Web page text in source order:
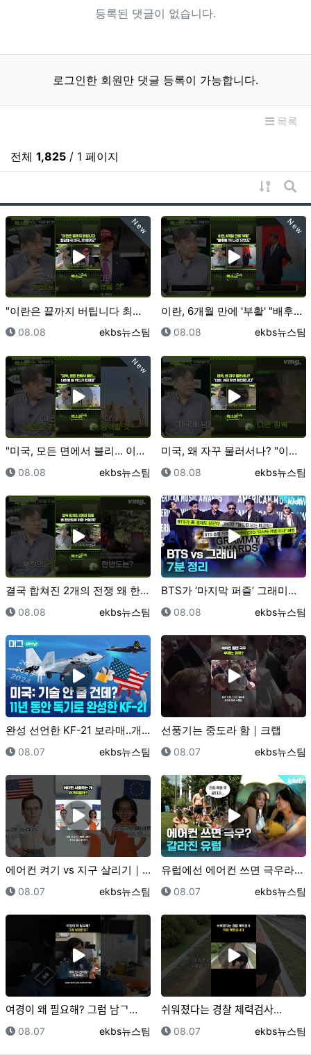
등록된 댓글이 없습니다.
로그인한 회원만 댓글 등록이 가능합니다.
목록
전체 1,825 / 1 페이지
게시물
게
New
"이란은 끝까지 버팁니다 최강대국 미국, 못 버텨요" …
등록일
08.08 등록자
ekbs뉴스팀
New
이란, 6개월 만에 '부활' "배후에 '이 나라' 있었…
등록일
08.08 등록자
ekbs뉴스팀
New
"미국, 모든 면에서 불리... 이란에 쓸 카드가 없어…
등록일
08.08 등록자
ekbs뉴스팀
미국, 왜 자꾸 물러서나? "이란, 여차 하면 확전합니…
등록일
08.08 등록자
ekbs뉴스팀
결국 합쳐진 2개의 전쟁 왜 한반도에 위협 커질까? /…
등록일
08.08 등록자
ekbs뉴스팀
BTS가 ‘마지막 퍼즐’ 그래미를 보이콧한 진짜 이유｜…
등록일
08.08 등록자
ekbs뉴스팀
완성 선언한 KF-21 보라매..개발사 완벽 총정리/ …
등록일
08.07 등록자
ekbs뉴스팀
선풍기는 중도라 함｜크랩
등록일
08.07 등록자
ekbs뉴스팀
에어컨 켜기 vs 지구 살리기｜크랩
등록일
08.07 등록자
ekbs뉴스팀
유럽에선 에어컨 쓰면 극우라고요??｜크랩
등록일
08.07 등록자
ekbs뉴스팀
여경이 왜 필요해? 그럼 남ᄀ…
등록일
08.07 등록자
ekbs뉴스팀
쉬워졌다는 경찰 체력검사…
등록일
08.07 등록자
ekbs뉴스팀